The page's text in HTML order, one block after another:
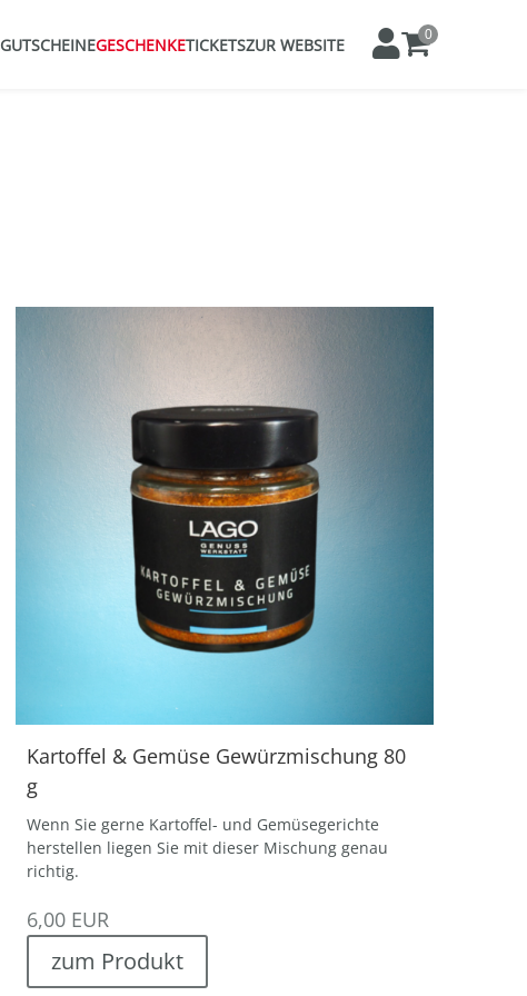
GUTSCHEINEGESCHENKETICKETSZUR WEBSITE 0
Kartoffel & Gemüse Gewürzmischung 80
g
Wenn Sie gerne Kartoffel- und Gemüsegerichte
herstellen liegen Sie mit dieser Mischung genau
richtig.
6,00EUR
zum Produkt